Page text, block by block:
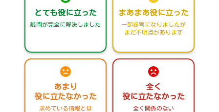
とても役に立った
疑問が完全に解決しました
まあまあ役に立った
一部参考になりましたが
まだ不明点があります
あまり
役に立たなかった
求めている情報とは
全く
役に立たなかった
全く関係のない